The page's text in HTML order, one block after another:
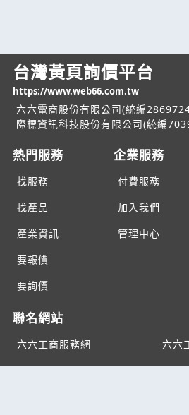
台灣黃頁詢價平台
https://www.web66.com.tw
六六電商股份有限公司(統編
際標資訊科技股份有限公司(統編
熱門服務
找服務
找產品
產業資訊
要報價
要詢價
企業服務
付費服務
加入我們
管理中心
聯名網站
六六工商服務網
六六
JB產品網
六六